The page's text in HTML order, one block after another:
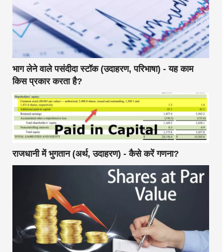
भाग लेने वाले पसंदीदा स्टॉक (उदाहरण, परिभाषा) - यह काम
किस प्रकार करता है?
राजधानी में भुगतान (अर्थ, उदाहरण) - कैसे करें गणना?